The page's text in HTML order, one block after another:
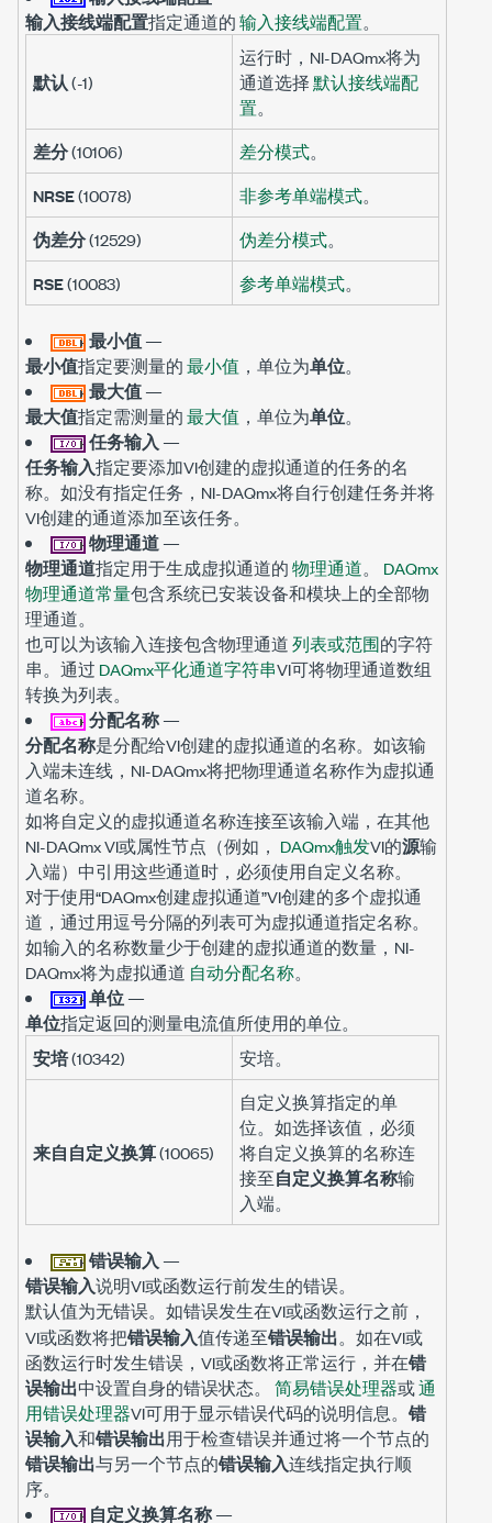
输入接线端配置指定通道的输入接线端配置。
默认 (-1)
运行时，NI-DAQmx将为
通道选择默认接线端配
置。
差分(10106) 差分模式。
NRSE(10078) 非参考单端模式。
伪差分(12529) 伪差分模式。
RSE(10083) 参考单端模式。
最小值—
最小值指定要测量的最小值 ，单位为单位。
最大值—
最大值指定需测量的最大值 ，单位为单位。
任务输入 —
任务输入指定要添加VI创建的虚拟通道的任务的名
称。如没有指定任务，NI-DAQmx将自行创建任务并将
VI创建的通道添加至该任务。
物理通道—
物理通道指定用于生成虚拟通道的物理通道。
DAQmx
物理通道常量包含系统已安装设备和模块上的全部物
理通道。
也可以为该输入连接包含物理通道列表或范围的字符
串。通过 DAQmx平化通道字符串VI可将物理通道数组
转换为列表。
分配名称—
分配名称是分配给VI创建的虚拟通道的名称。如该输
入端未连线，NI-DAQmx将把物理通道名称作为虚拟通
道名称。
如将自定义的虚拟通道名称连接至该输入端，在其他
NI-DAQmx VI或属性节点（例如， DAQmx触发VI的源输
入端）中引用这些通道时，必须使用自定义名称。
对于使用“DAQmx创建虚拟通道”VI创建的多个虚拟通
道，通过用逗号分隔的列表可为虚拟通道指定名称。
如输入的名称数量少于创建的虚拟通道的数量，NI-
DAQmx将为虚拟通道 自动分配名称。
单位—
单位指定返回的测量电流值所使用的单位。
安培(10342) 安培。
来自自定义换算(10065)
自定义换算指定的单
位。如选择该值，必须
将自定义换算的名称连
接至自定义换算名称输
入端。
错误输入 —
错误输入说明VI或函数运行前发生的错误。
默认值为无错误。如错误发生在VI或函数运行之前，
VI或函数将把错误输入值传递至错误输出。如在VI或
函数运行时发生错误，VI或函数将正常运行，并在错
误输出中设置自身的错误状态。 简易错误处理器或通
用错误处理器VI可用于显示错误代码的说明信息。 错
误输入和错误输出用于检查错误并通过将一个节点的
错误输出与另一个节点的错误输入连线指定执行顺
序。
自定义换算名称—